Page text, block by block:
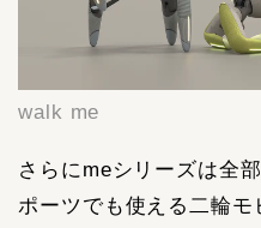
walk me
さらにmeシリーズは全
ポーツでも使える二輪